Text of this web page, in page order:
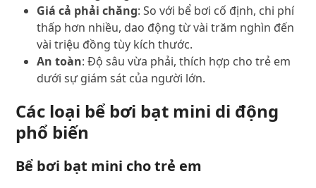
Giá cả phải chăng: So với bể bơi cố định, chi phí
thấp hơn nhiều, dao động từ vài trăm nghìn đến
vài triệu đồng tùy kích thước.
An toàn: Độ sâu vừa phải, thích hợp cho trẻ em
dưới sự giám sát của người lớn.
Các loại bể bơi bạt mini di động
phổ biến
Bể bơi bạt mini cho trẻ em